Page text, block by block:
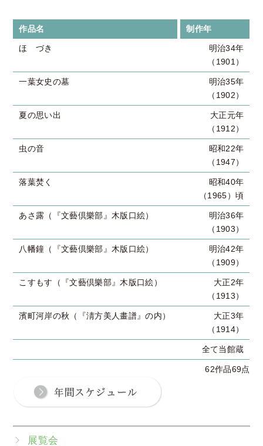
作品名 制作年
ほゝづき
明治34年
（1901）
一葉女史の墓
明治35年
（1902）
夏の思い出
大正元年
（1912）
虫の音
昭和22年
（1947）
落葉焚く
昭和40年
（1965）頃
あさ露（『文藝倶樂部』木版口絵）
明治36年
（1903）
八幡鐘（『文藝倶樂部』木版口絵）
明治42年
（1909）
こすもす（『文藝倶樂部』木版口絵）
大正2年
（1913）
濱町河岸の秋（『淸方美人畫譜』の内）
大正3年
（1914）
全て当館蔵
62作品69点
展覧会